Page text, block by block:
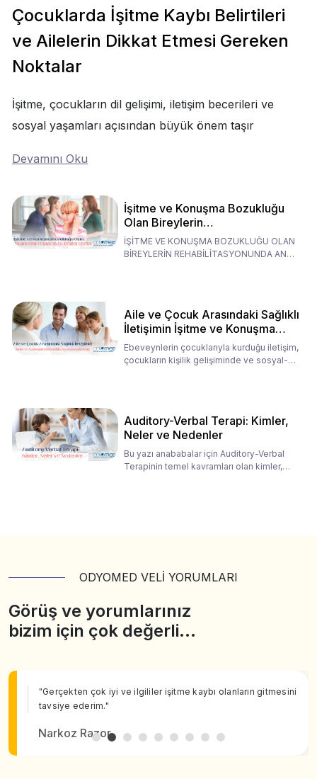
Çocuklarda İşitme Kaybı Belirtileri
ve Ailelerin Dikkat Etmesi Gereken
Noktalar
İşitme, çocukların dil gelişimi, iletişim becerileri ve
sosyal yaşamları açısından büyük önem taşır
Devamını Oku
İşitme ve Konuşma Bozukluğu
Olan Bireylerin
Rehabilitasyonunda Ana
Babaların Tutumları
İŞİTME VE KONUŞMA BOZUKLUĞU OLAN
BİREYLERİN REHABİLİTASYONUNDA ANA
Aile ve Çocuk Arasındaki Sağlıklı
İletişimin İşitme ve Konuşma
Rehabilitasyonundaki Rolü
Ebeveynlerin çocuklarıyla kurduğu iletişim,
çocukların kişilik gelişiminde ve sosyal-
Auditory-Verbal Terapi: Kimler,
Neler ve Nedenler
Bu yazı anababalar için Auditory-Verbal
Terapinin temel kavramları olan kimler,
ODYOMED VELİ YORUMLARI
Görüş ve yorumlarınız
bizim için çok değerli…
"Gerçekten çok iyi ve ilgililer işitme kaybı olanların gitmesini
tavsiye ederim."
Narkoz Razor